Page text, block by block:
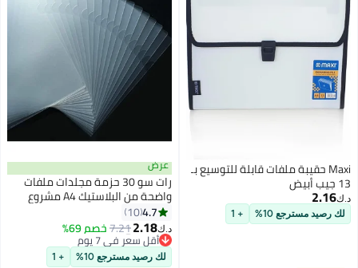
Maxi حقيبة ملفات قابلة للتوسيع بـ
13 جيب أبيض
د.ك‏2.16
لك رصيد مسترجع 10% + 1
عرض
رات سو 30 حزمة مجلدات ملفات
واضحة من البلاستيك A4 مشروع
منظم حامي
4.7
10
د.ك‏2.18
7.21خصم 69%
#42 في حافظات الملفات
أقل سعر في 7 يوم
#42 في حافظات الملفات
لك رصيد مسترجع 10% + 1